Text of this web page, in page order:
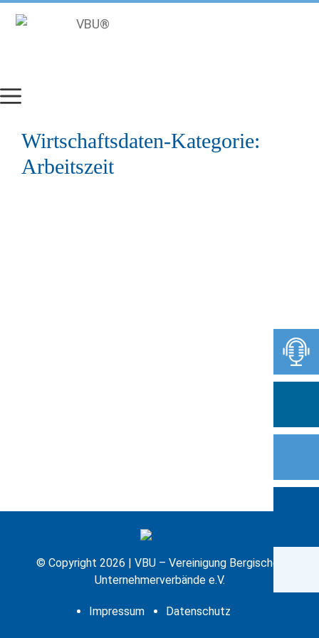
Inhalt
Wirtschaftsdaten-Kategorie:
Arbeitszeit
© Copyright 2026 | VBU – Vereinigung Bergischer
Unternehmerverbände e.V.
Impressum Datenschutz